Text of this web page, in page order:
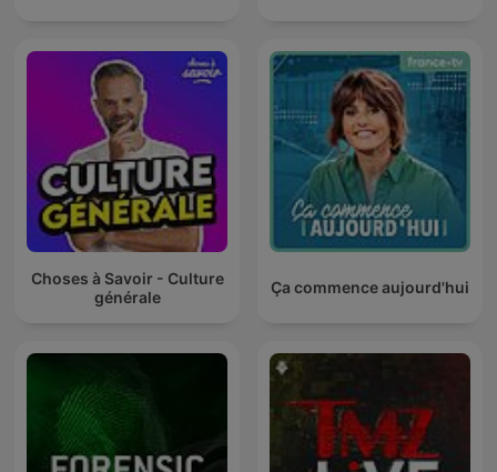
Choses à Savoir - Culture
générale
Ça commence aujourd'hui